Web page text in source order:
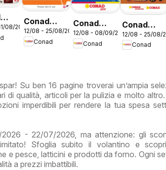
08/2026
Conad
volantino
City Lazio
12/08 - 25/08/2026
Conad
Conad
volantino
City Mi
12/08 - 08/09/2026
Conad
Conad
volantino
Benesplora
12/08 - 25/08/
Conad
Su ben 16 pagine troverai un’ampia
di qualità, articoli per la pulizia e molto
imperdibili per rendere la tua spesa
- 22/07/2026, ma attenzione: gli
Sfoglia subito il volantino e
e pesce, latticini e prodotti da forno. Ogni
a prezzi imbattibili.